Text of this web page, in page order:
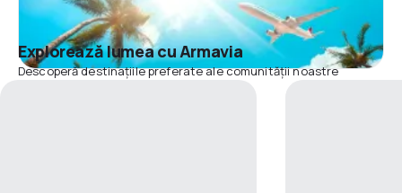
Explorează lumea cu Armavia
Descoperă destinațiile preferate ale comunității noastre